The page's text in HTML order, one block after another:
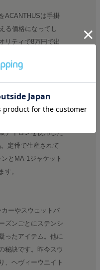
ACANTHUSは手掛
る価格になってし
リティで8万円で出
強みです。スタジャ
り、毎シーズン完売
はアウターシリー
ナイロンを使用した
定番で生産されて
とMA-1ジャケット
す。
ーやスウェットパ
ズンごとにステンシ
ったアイテム。他に
秘訣です。昨今スウ
、ヘヴィーウエイト